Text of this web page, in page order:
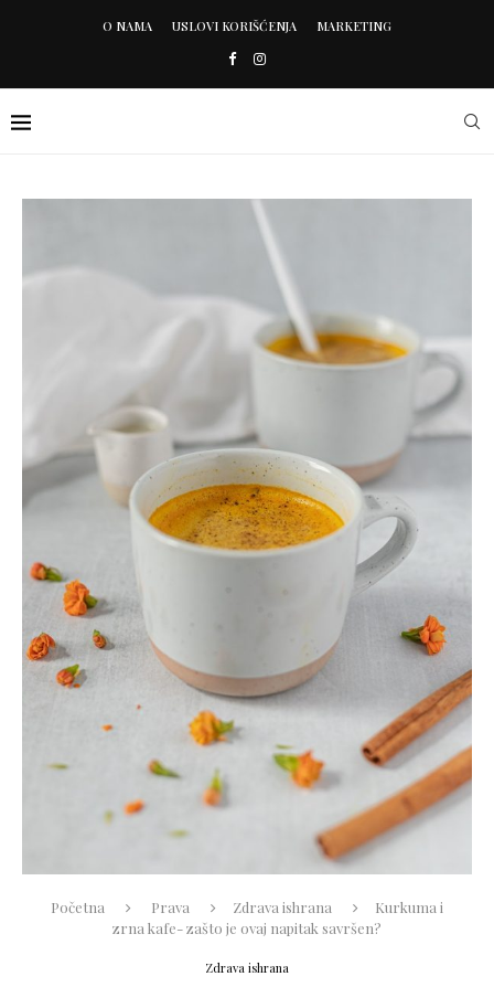
O NAMA USLOVI KORIŠĆENJA MARKETING
Početna Prava Zdrava ishrana
Kurkuma i
zrna kafe- zašto je ovaj napitak savršen?
Zdrava ishrana